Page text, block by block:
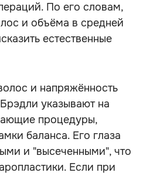
По его словам,
и объёма в средней
естественные
и напряжённость
указывают на
процедуры,
баланса. Его глаза
и "высеченными", что
Если при